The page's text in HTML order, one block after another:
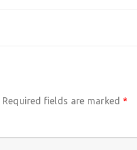
Required fields are marked *